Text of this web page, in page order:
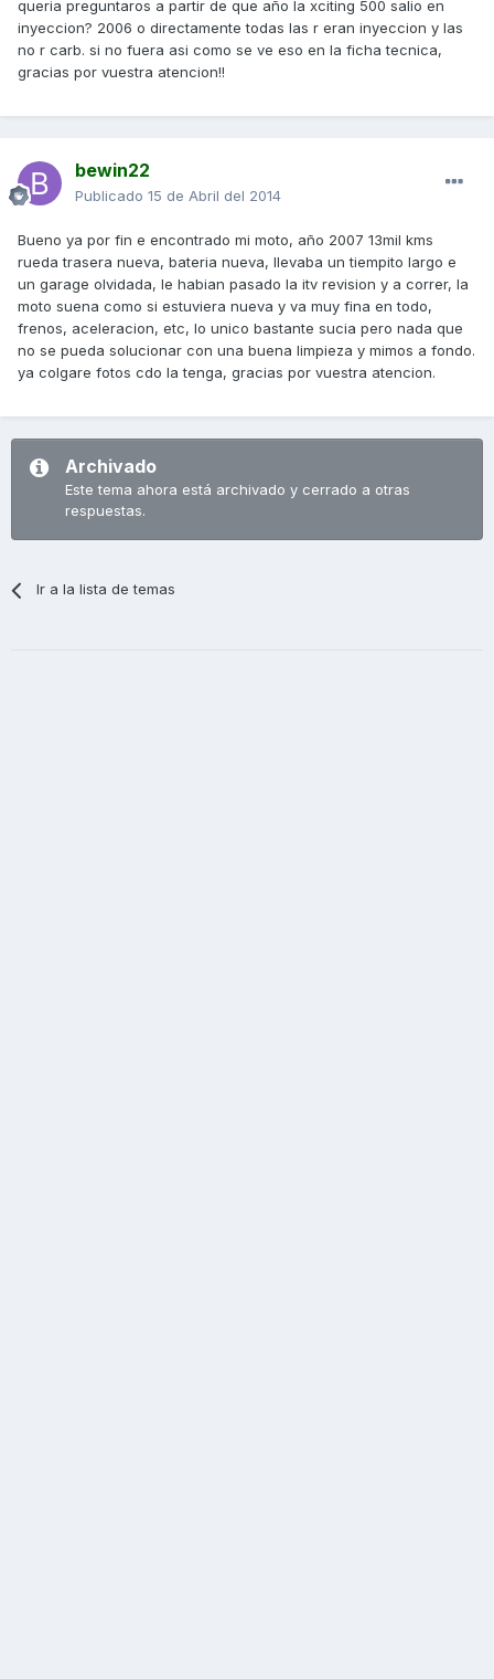
queria preguntaros a partir de que año la xciting 500 salio en
inyeccion? 2006 o directamente todas las r eran inyeccion y las
no r carb. si no fuera asi como se ve eso en la ficha tecnica,
gracias por vuestra atencion!!
bewin22
Publicado 15 de Abril del 2014
Bueno ya por fin e encontrado mi moto, año 2007 13mil kms
rueda trasera nueva, bateria nueva, llevaba un tiempito largo e
un garage olvidada, le habian pasado la itv revision y a correr, la
moto suena como si estuviera nueva y va muy fina en todo,
frenos, aceleracion, etc, lo unico bastante sucia pero nada que
no se pueda solucionar con una buena limpieza y mimos a fondo.
ya colgare fotos cdo la tenga, gracias por vuestra atencion.
Archivado
Este tema ahora está archivado y cerrado a otras
respuestas.
Ir a la lista de temas